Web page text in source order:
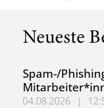
Neueste
Spam-/
04.08.2026 |